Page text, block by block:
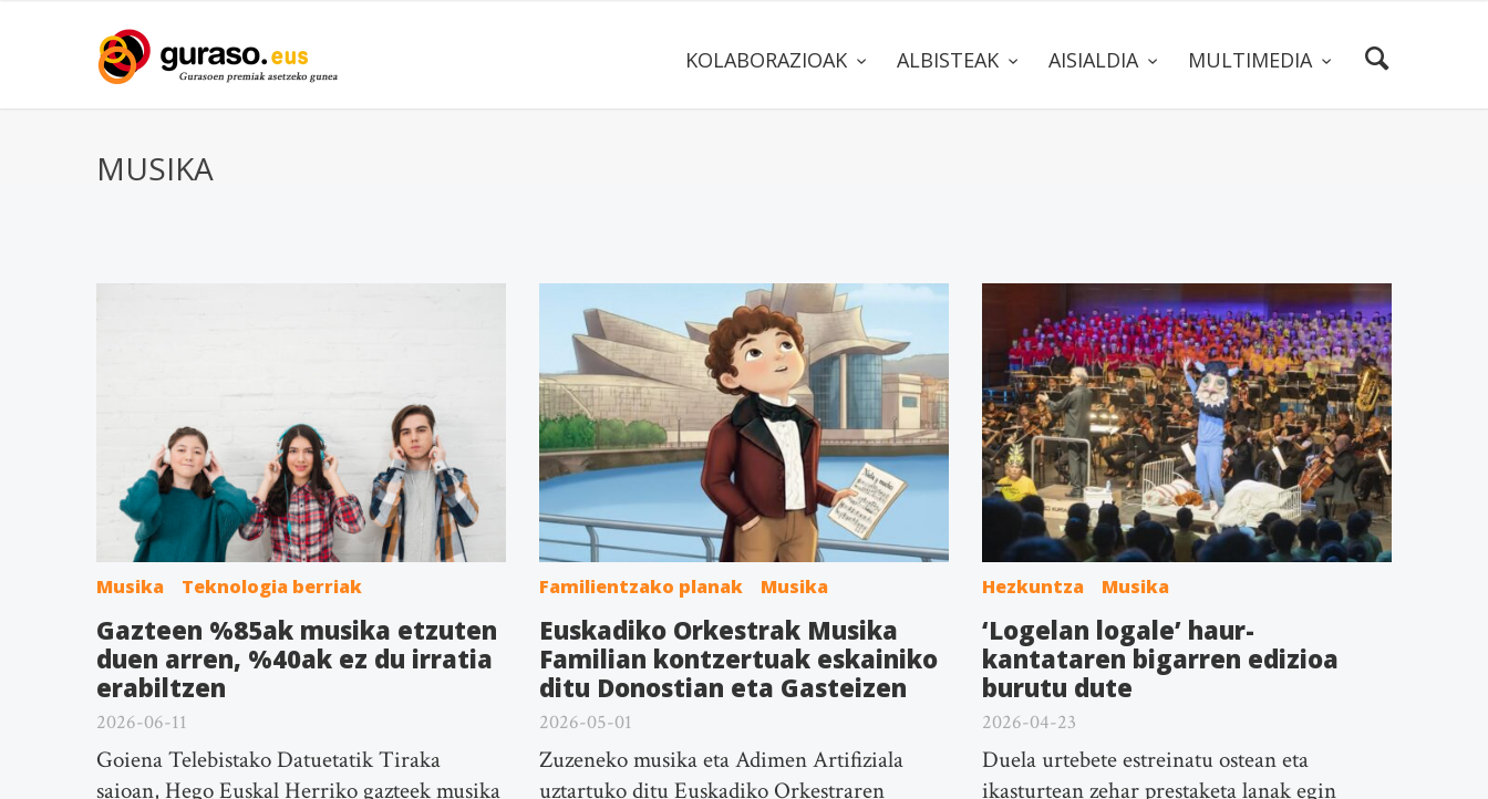
KOLABORAZIOAK ALBISTEAK AISIALDIA MULTIMEDIA
MUSIKA
Musika Teknologia berriak
Gazteen %85ak musika etzuten
duen arren, %40ak ez du irratia
erabiltzen
2026-06-11
Goiena Telebistako Datuetatik Tiraka
saioan, Hego Euskal Herriko gazteek musika
Familientzako planak Musika
Euskadiko Orkestrak Musika
Familian kontzertuak eskainiko
ditu Donostian eta Gasteizen
2026-05-01
Zuzeneko musika eta Adimen Artifiziala
uztartuko ditu Euskadiko Orkestraren
Hezkuntza Musika
‘Logelan logale’ haur-
kantataren bigarren edizioa
burutu dute
2026-04-23
Duela urtebete estreinatu ostean eta
ikasturtean zehar prestaketa lanak egin